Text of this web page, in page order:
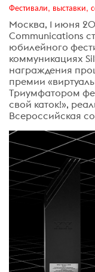
Фестивали, выставки,
Москва, 1 июня
Communications
юбилейного
коммуникациях
награждения
премии
Триумфатором
свой каток!»,
Всероссийская